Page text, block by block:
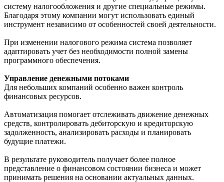
систему налогообложения и другие специальные режимы.
Благодаря этому компании могут использовать единый
инструмент независимо от особенностей своей деятельности.
При изменении налогового режима система позволяет
адаптировать учет без необходимости полной замены
программного обеспечения.
Управление денежными потоками
Для небольших компаний особенно важен контроль
финансовых ресурсов.
Автоматизация помогает отслеживать движение денежных
средств, контролировать дебиторскую и кредиторскую
задолженность, анализировать расходы и планировать
будущие платежи.
В результате руководитель получает более полное
представление о финансовом состоянии бизнеса и может
принимать решения на основании актуальных данных.